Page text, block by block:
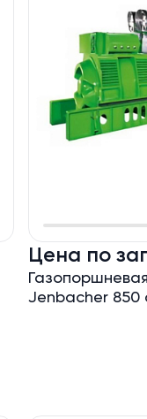
Цена по
Jenbacher 850